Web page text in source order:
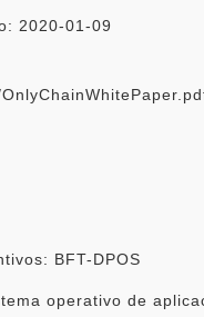
2020-01-09
BFT-DPOS
operativo de